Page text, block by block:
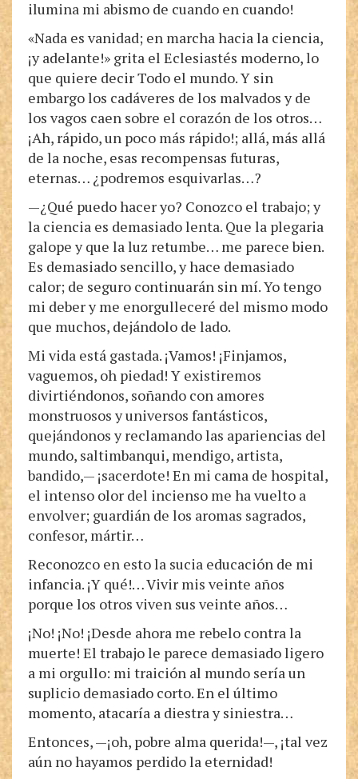
ilumina mi abismo de cuando en cuando!
«Nada es vanidad; en marcha hacia la ciencia,
¡y adelante!» grita el Eclesiastés moderno, lo
que quiere decir Todo el mundo. Y sin
embargo los cadáveres de los malvados y de
los vagos caen sobre el corazón de los otros…
¡Ah, rápido, un poco más rápido!; allá, más allá
de la noche, esas recompensas futuras,
eternas… ¿podremos esquivarlas…?
—¿Qué puedo hacer yo? Conozco el trabajo; y
la ciencia es demasiado lenta. Que la plegaria
galope y que la luz retumbe… me parece bien.
Es demasiado sencillo, y hace demasiado
calor; de seguro continuarán sin mí. Yo tengo
mi deber y me enorgulleceré del mismo modo
que muchos, dejándolo de lado.
Mi vida está gastada. ¡Vamos! ¡Finjamos,
vaguemos, oh piedad! Y existiremos
divirtiéndonos, soñando con amores
monstruosos y universos fantásticos,
quejándonos y reclamando las apariencias del
mundo, saltimbanqui, mendigo, artista,
bandido,— ¡sacerdote! En mi cama de hospital,
el intenso olor del incienso me ha vuelto a
envolver; guardián de los aromas sagrados,
confesor, mártir…
Reconozco en esto la sucia educación de mi
infancia. ¡Y qué!… Vivir mis veinte años
porque los otros viven sus veinte años…
¡No! ¡No! ¡Desde ahora me rebelo contra la
muerte! El trabajo le parece demasiado ligero
a mi orgullo: mi traición al mundo sería un
suplicio demasiado corto. En el último
momento, atacaría a diestra y siniestra…
Entonces, —¡oh, pobre alma querida!—, ¡tal vez
aún no hayamos perdido la eternidad!